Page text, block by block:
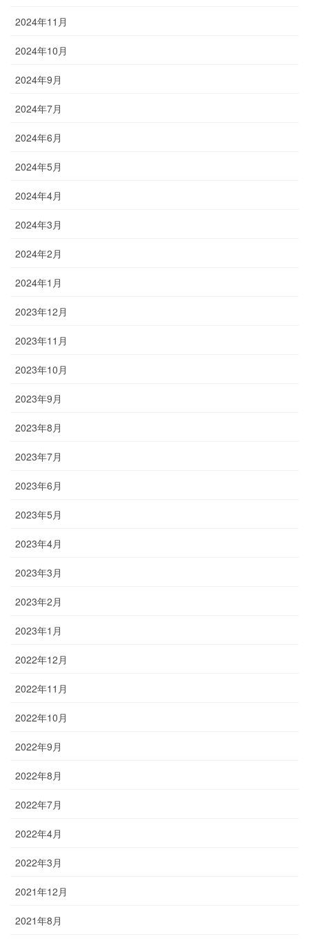
2024年11月
2024年10月
2024年9月
2024年7月
2024年6月
2024年5月
2024年4月
2024年3月
2024年2月
2024年1月
2023年12月
2023年11月
2023年10月
2023年9月
2023年8月
2023年7月
2023年6月
2023年5月
2023年4月
2023年3月
2023年2月
2023年1月
2022年12月
2022年11月
2022年10月
2022年9月
2022年8月
2022年7月
2022年4月
2022年3月
2021年12月
2021年8月